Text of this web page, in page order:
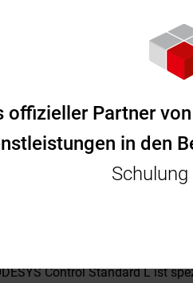
CODESYS
Control Standard L ist
offizieller Partner
in den
Schulung